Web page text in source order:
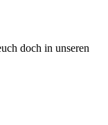
doch in unseren